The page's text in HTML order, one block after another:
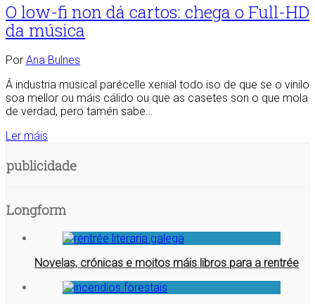
O low-fi non dá cartos: chega o Full-HD
da música
Por Ana Bulnes
Á industria musical parécelle xenial todo iso de que se o vinilo
soa mellor ou máis cálido ou que as casetes son o que mola
de verdad, pero tamén sabe…
Ler máis
publicidade
Longform
Novelas, crónicas e moitos máis libros para a rentrée